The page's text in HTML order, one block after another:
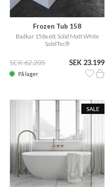
Frozen Tub 158
Badkar 158x68, Solid Matt White
SolidTec®
SEK 62.205 SEK 23.199
På lager
SALE